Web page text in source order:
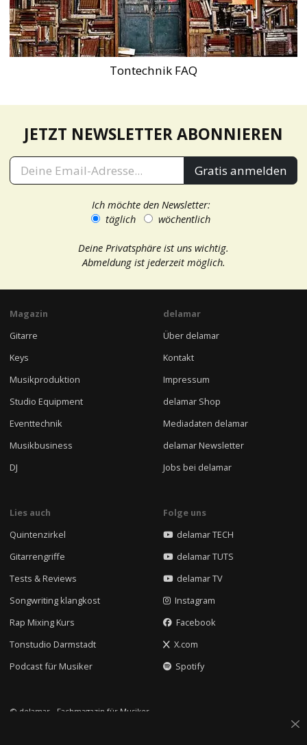
Tontechnik FAQ
JETZT NEWSLETTER ABONNIEREN
Gratis anmelden
Ich möchte den Newsletter:
täglich
wöchentlich
Deine Privatsphäre ist uns wichtig.
Abmeldung ist jederzeit möglich.
Magazin
Gitarre
Keys
Musikproduktion
Studio Equipment
Eventtechnik
Musikbusiness
DJ
delamar
Über delamar
Kontakt
Impressum
delamar Shop
Mediadaten delamar
delamar Newsletter
Jobs bei delamar
Lies auch
Quintenzirkel
Gitarrengriffe
Tests & Reviews
Songwriting klangkost
Rap Mixing Kurs
Tonstudio Darmstadt
Podcast für Musiker
Folge uns
delamar TECH
delamar TUTS
delamar TV
Instagram
Facebook
X.com
Spotify
© delamar - Fachmagazin für Musiker